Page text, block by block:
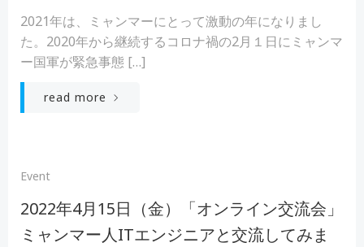
2021年は、ミャンマーにとって激動の年になりまし
た。2020年から継続するコロナ禍の2月１日にミャンマ
ー国軍が緊急事態 […]
read more
Event
2022年4月15日（金）「オンライン交流会」
ミャンマー人ITエンジニアと交流してみま